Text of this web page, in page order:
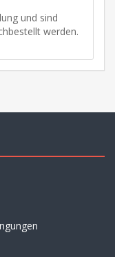
und sind
werden.